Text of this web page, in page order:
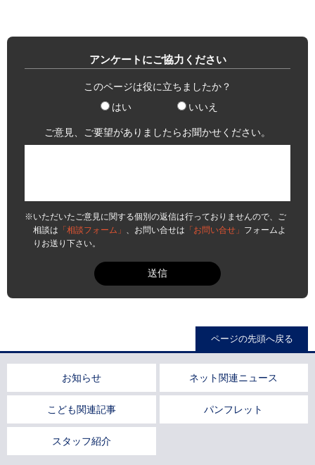
アンケートにご協力ください
このページは役に立ちましたか？
はい
いいえ
ご意見、ご要望がありましたらお聞かせください。
※いただいたご意見に関する個別の返信は行っておりませんので、ご
相談は 「相談フォーム」 、お問い合せは 「お問い合せ」 フォームよ
りお送り下さい。
ページの先頭へ戻る
お知らせ ネット関連ニュース
こども関連記事 パンフレット
スタッフ紹介